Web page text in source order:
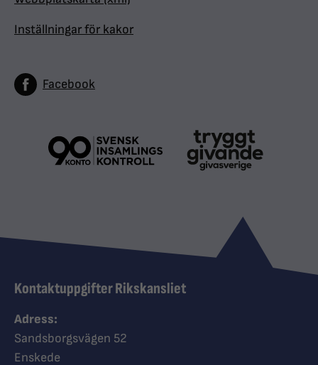
Inställningar för kakor
Facebook
Kontaktuppgifter Rikskansliet
Adress:
Sandsborgsvägen 52
Enskede